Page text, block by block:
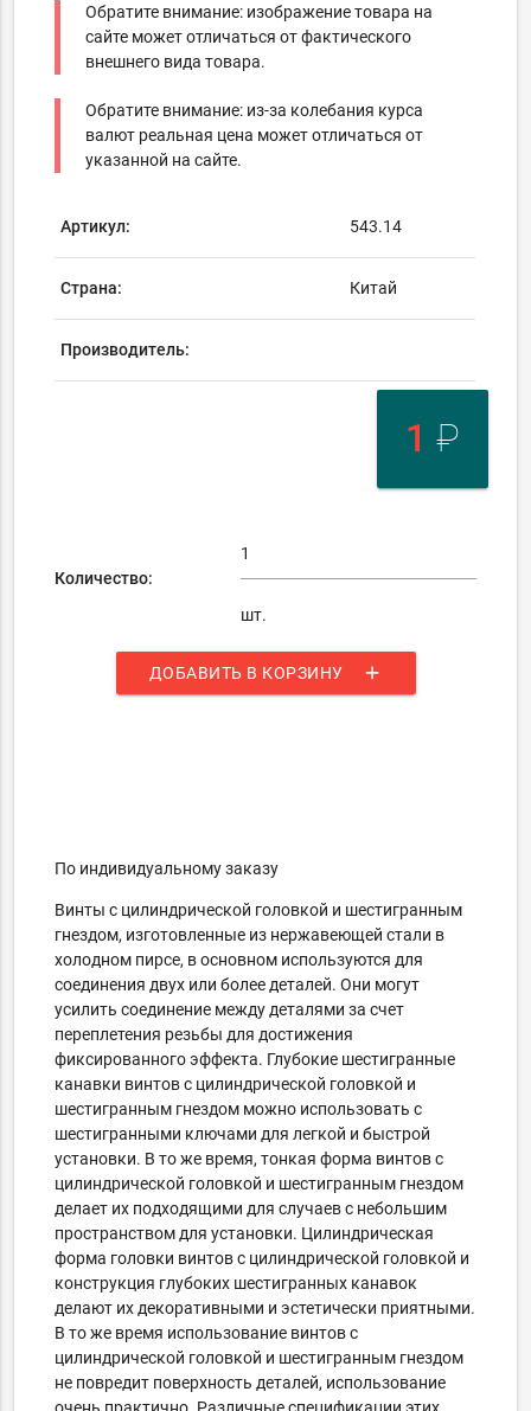
Обратите внимание: изображение товара на
сайте может отличаться от фактического
внешнего вида товара.
Обратите внимание: из-за колебания курса
валют реальная цена может отличаться от
указанной на сайте.
Артикул: 543.14
Страна: Китай
Производитель:
1 ₽
Количество:
шт.
ДОБАВИТЬ В КОРЗИНУ add
По индивидуальному заказу
Винты с цилиндрической головкой и шестигранным
гнездом, изготовленные из нержавеющей стали в
холодном пирсе, в основном используются для
соединения двух или более деталей. Они могут
усилить соединение между деталями за счет
переплетения резьбы для достижения
фиксированного эффекта. Глубокие шестигранные
канавки винтов с цилиндрической головкой и
шестигранным гнездом можно использовать с
шестигранными ключами для легкой и быстрой
установки. В то же время, тонкая форма винтов с
цилиндрической головкой и шестигранным гнездом
делает их подходящими для случаев с небольшим
пространством для установки. Цилиндрическая
форма головки винтов с цилиндрической головкой и
конструкция глубоких шестигранных канавок
делают их декоративными и эстетически приятными.
В то же время использование винтов с
цилиндрической головкой и шестигранным гнездом
не повредит поверхность деталей, использование